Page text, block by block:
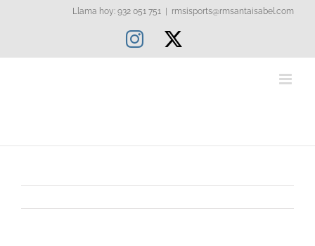
Llama hoy: 932 051 751 rmsisports@rmsantaisabel.com
Instagram